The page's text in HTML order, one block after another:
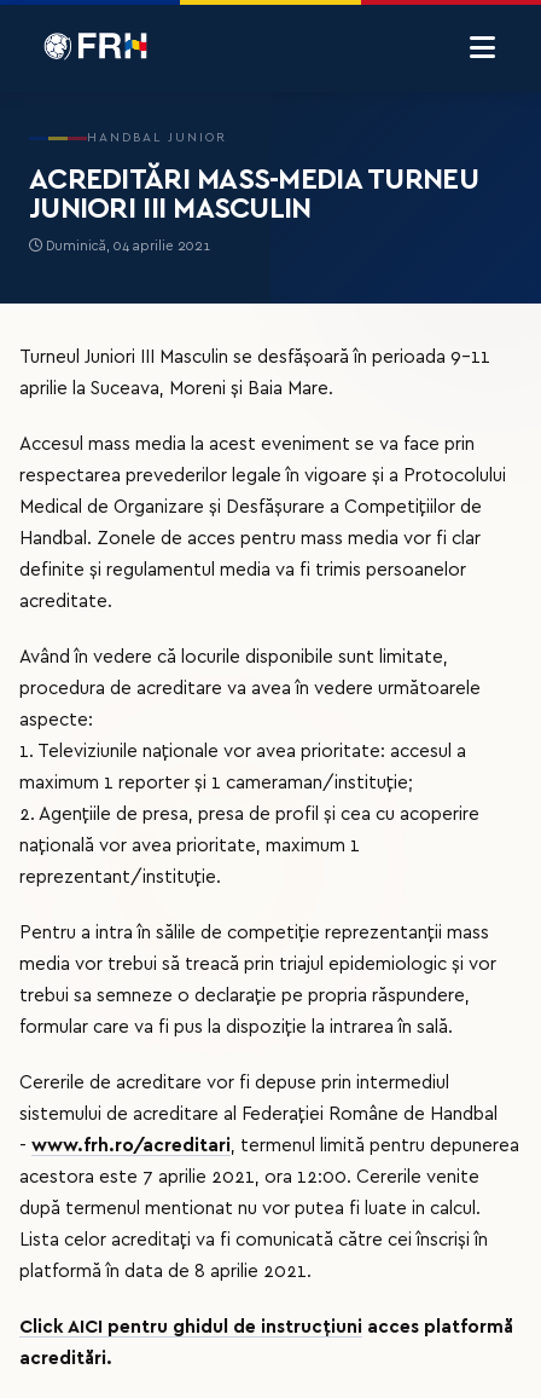
HANDBAL JUNIOR
ACREDITĂRI MASS-MEDIA TURNEU
JUNIORI III MASCULIN
Duminică, 04 aprilie 2021
Turneul Juniori III Masculin se desfășoară în perioada 9-11
aprilie la Suceava, Moreni și Baia Mare.
Accesul mass media la acest eveniment se va face prin
respectarea prevederilor legale în vigoare și a Protocolului
Medical de Organizare și Desfășurare a Competițiilor de
Handbal. Zonele de acces pentru mass media vor fi clar
definite și regulamentul media va fi trimis persoanelor
acreditate.
Având în vedere că locurile disponibile sunt limitate,
procedura de acreditare va avea în vedere următoarele
aspecte:
1. Televiziunile naționale vor avea prioritate: accesul a
maximum 1 reporter și 1 cameraman/instituție;
2. Agențiile de presa, presa de profil și cea cu acoperire
națională vor avea prioritate, maximum 1
reprezentant/instituție.
Pentru a intra în sălile de competiție reprezentanții mass
media vor trebui să treacă prin triajul epidemiologic și vor
trebui sa semneze o declarație pe propria răspundere,
formular care va fi pus la dispoziție la intrarea în sală.
Cererile de acreditare vor fi depuse prin intermediul
sistemului de acreditare al Federației Române de Handbal
- www.frh.ro/acreditari, termenul limită pentru depunerea
acestora este 7 aprilie 2021, ora 12:00. Cererile venite
după termenul mentionat nu vor putea fi luate in calcul.
Lista celor acreditați va fi comunicată către cei înscriși în
platformă în data de 8 aprilie 2021.
Click AICI pentru ghidul de instrucțiuni acces platformă
acreditări.